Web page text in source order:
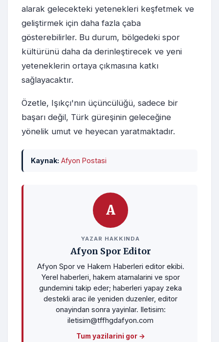
alarak gelecekteki yetenekleri keşfetmek ve
geliştirmek için daha fazla çaba
gösterebilirler. Bu durum, bölgedeki spor
kültürünü daha da derinleştirecek ve yeni
yeteneklerin ortaya çıkmasına katkı
sağlayacaktır.
Özetle, Işıkçı'nın üçüncülüğü, sadece bir
başarı değil, Türk güreşinin geleceğine
yönelik umut ve heyecan yaratmaktadır.
Kaynak: Afyon Postasi
A
YAZAR HAKKINDA
Afyon Spor Editor
Afyon Spor ve Hakem Haberleri editor ekibi.
Yerel haberleri, hakem atamalarini ve spor
gundemini takip eder; haberleri yapay zeka
destekli arac ile yeniden duzenler, editor
onayindan sonra yayinlar. Iletisim:
iletisim@tffhgdafyon.com
Tum yazilarini gor →